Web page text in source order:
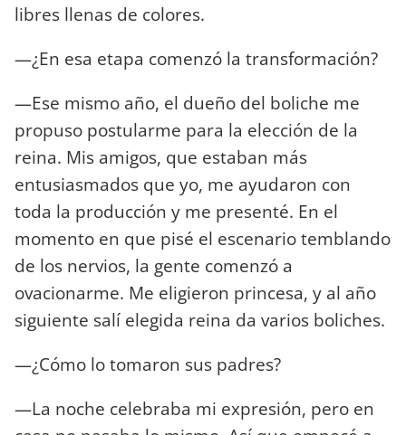
libres llenas de colores.
—¿En esa etapa comenzó la transformación?
—Ese mismo año, el dueño del boliche me
propuso postularme para la elección de la
reina. Mis amigos, que estaban más
entusiasmados que yo, me ayudaron con
toda la producción y me presenté. En el
momento en que pisé el escenario temblando
de los nervios, la gente comenzó a
ovacionarme. Me eligieron princesa, y al año
siguiente salí elegida reina da varios boliches.
—¿Cómo lo tomaron sus padres?
—La noche celebraba mi expresión, pero en